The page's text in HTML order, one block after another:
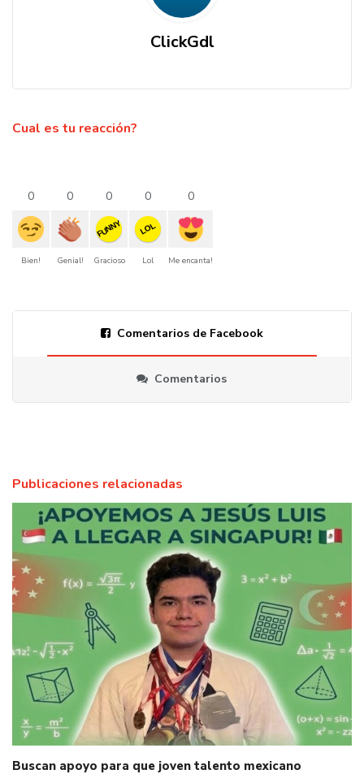
ClickGdl
Cual es tu reacción?
0
Bien!
0
Genial!
0
FUNNY
Gracioso
0
LOL
Lol
0
Me encanta!
Comentarios de Facebook
Comentarios
Publicaciones relacionadas
Buscan apoyo para que joven talento mexicano